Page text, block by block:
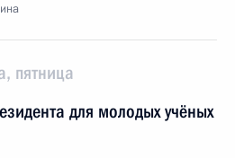
пятница
для молодых учёных